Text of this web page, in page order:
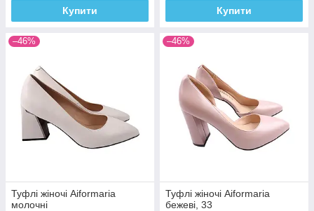
Купити Купити
–46%
Туфлі жіночі Aiformaria
молочні
–46%
Туфлі жіночі Aiformaria
бежеві, 33